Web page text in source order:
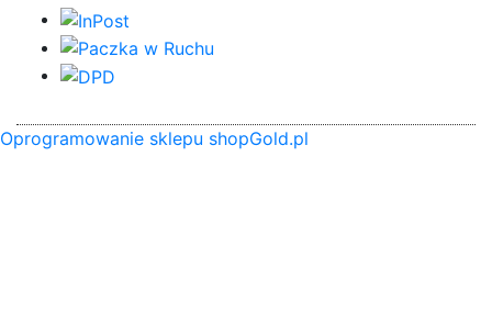
Oprogramowanie sklepu shopGold.pl